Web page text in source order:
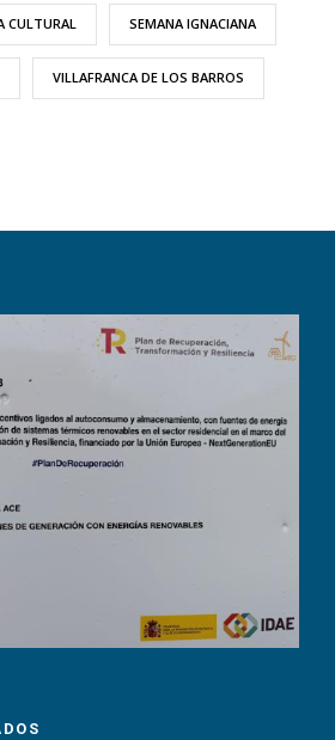
CULTURAL SEMANA IGNACIANA
VILLAFRANCA DE LOS BARROS